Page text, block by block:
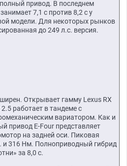
привод. В последнем
7,1 с против 8,2 с у
модели. Для некоторых рынков
до 249 л.с. версия.
Открывает гамму Lexus RX
работает в тандеме с
вариатором. Как и
привод E-Four представляет
на задней оси. Пиковая
и 316 Нм. Полноприводный гибрид
за 8,0 с.